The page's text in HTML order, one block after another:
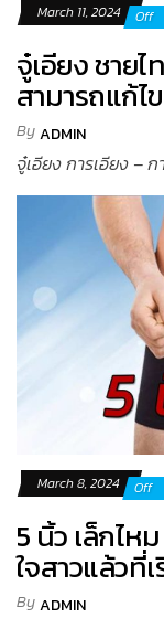
March 11, 2024 Off
จู๋เอียง ชาย
สามารถแก้ไ
ByADMIN
จู๋เอียง การเอียง – ก
March 8, 2024 Off
5 นิ้ว เล็กไห
ใจสาวแล้วที่
ByADMIN